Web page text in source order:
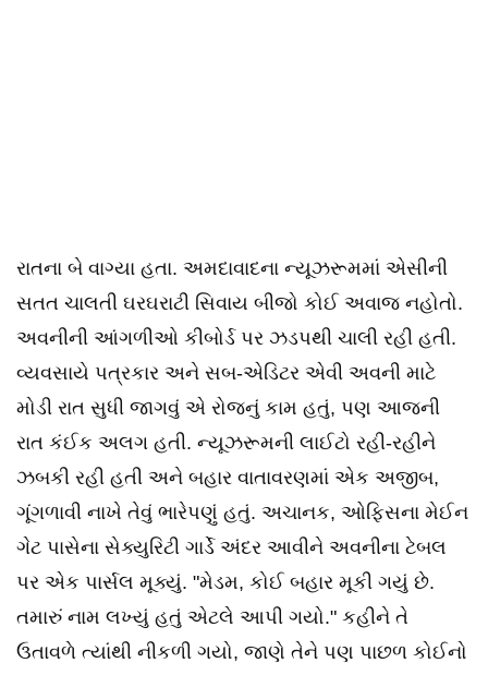
રાતના બે વાગ્યા હતા. અમદાવાદના ન્યૂઝરૂમમાં એસીની
સતત ચાલતી ઘરઘરાટી સિવાય બીજો કોઈ અવાજ નહોતો.
અવનીની આંગળીઓ કીબોર્ડ પર ઝડપથી ચાલી રહી હતી.
વ્યવસાયે પત્રકાર અને સબ-એડિટર એવી અવની માટે
મોડી રાત સુધી જાગવું એ રોજનું કામ હતું, પણ આજની
રાત કંઈક અલગ હતી. ન્યૂઝરૂમની લાઈટો રહી-રહીને
ઝબકી રહી હતી અને બહાર વાતાવરણમાં એક અજીબ,
ગૂંગળાવી નાખે તેવું ભારેપણું હતું. અચાનક, ઓફિસના મેઈન
ગેટ પાસેના સેક્યુરિટી ગાર્ડે અંદર આવીને અવનીના ટેબલ
પર એક પાર્સલ મૂક્યું. "મેડમ, કોઈ બહાર મૂકી ગયું છે.
તમારું નામ લખ્યું હતું એટલે આપી ગયો." કહીને તે
ઉતાવળે ત્યાંથી નીકળી ગયો, જાણે તેને પણ પાછળ કોઈનો